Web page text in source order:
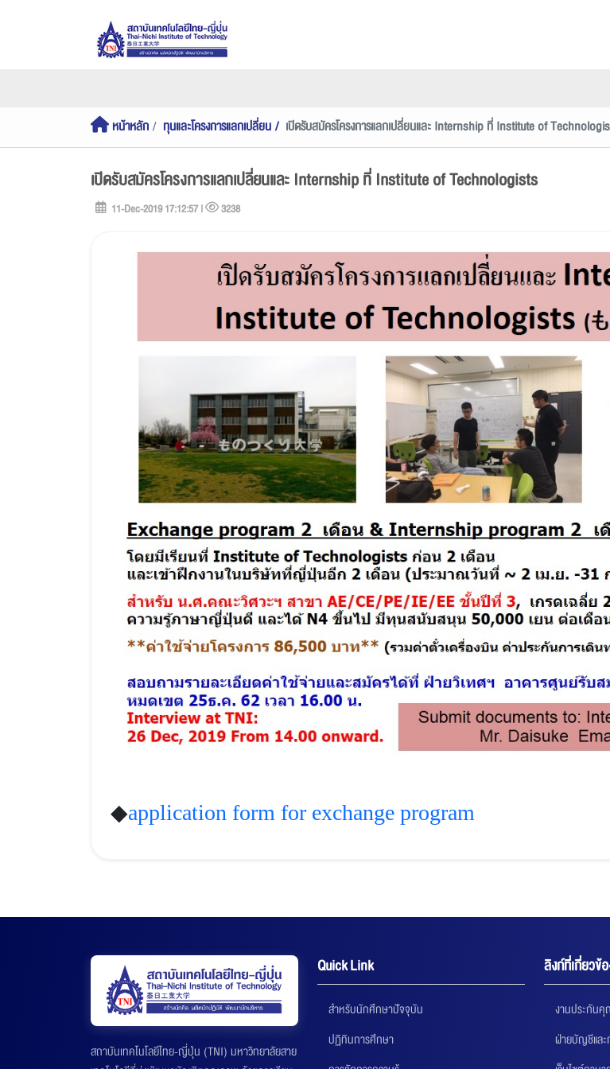
หน้าหลัก ทุนและโครงการแลกเปลี่ยน เปิดรับสมัครโครงการแลกเปลี่ยนและ Internship ที่ Institute of
เปิดรับสมัครโครงการแลกเปลี่ยนและ Internship ที่ Institute of Technologists
11-Dec-2019 17:12:57 | 3238
◆application form for exchange program
สถาบันเทคโนโลยีไทย-ญี่ปุ่น (TNI) มหาวิทยาลัยสาย
Quick Link
สำหรับนักศึกษาปัจจุบัน
ปฏิทินการศึกษา
ลิงก์ที่เกี่ยวข้
งานประกัน
ฝ่ายบัญชีและ